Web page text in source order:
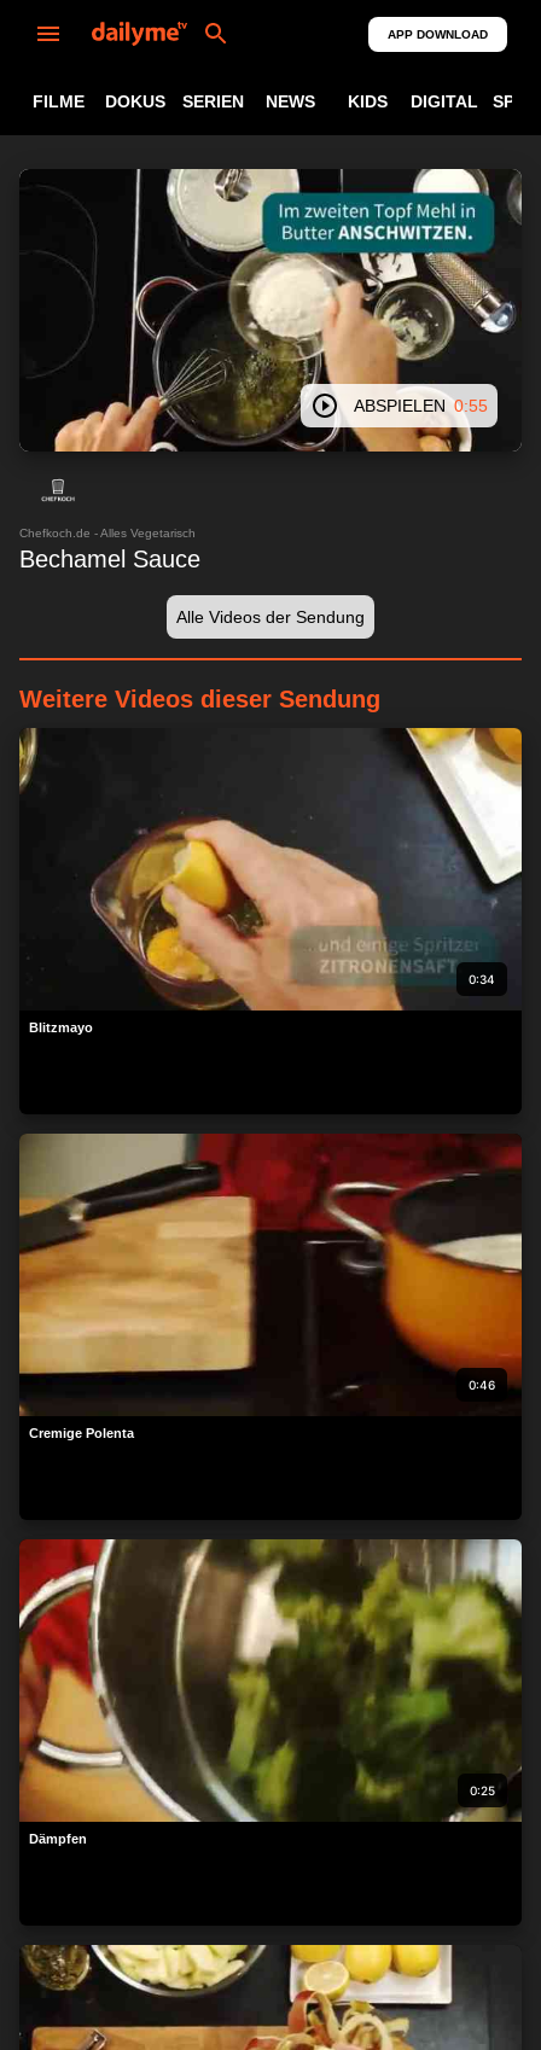
APP DOWNLOAD
FILME DOKUS SERIEN NEWS KIDS DIGITAL
ABSPIELEN 0:55
Chefkoch.de - Alles Vegetarisch
Bechamel Sauce
Alle Videos der Sendung
Weitere Videos dieser Sendung
0:34
Blitzmayo
0:46
Cremige Polenta
0:25
Dämpfen